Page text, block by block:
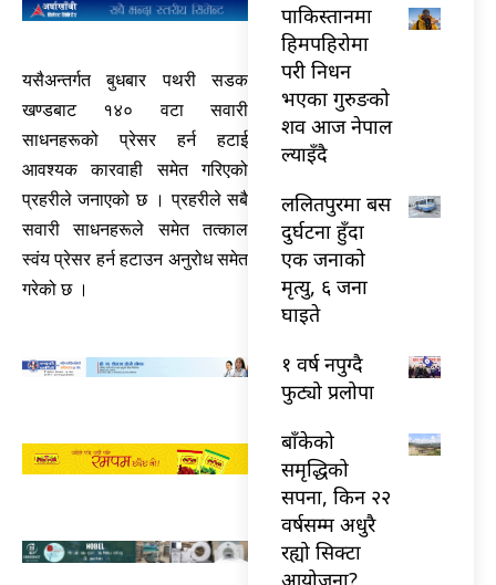
यसैअन्तर्गत बुधबार पथरी सडक
खण्डबाट १४० वटा सवारी
साधनहरूको प्रेसर हर्न हटाई
आवश्यक कारवाही समेत गरिएको
प्रहरीले जनाएको छ । प्रहरीले सबै
सवारी साधनहरूले समेत तत्काल
स्वंय प्रेसर हर्न हटाउन अनुरोध समेत
गरेको छ ।
पाकिस्तानमा
हिमपहिरोमा
परी निधन
भएका गुरुङको
शव आज नेपाल
ल्याइँदै
ललितपुरमा बस
दुर्घटना हुँदा
एक जनाको
मृत्यु, ६ जना
घाइते
१ वर्ष नपुग्दै
फुट्यो प्रलोपा
बाँकेको
समृद्धिको
सपना, किन २२
वर्षसम्म अधुरै
रह्यो सिक्टा
आयोजना?